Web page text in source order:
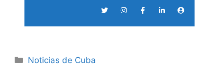
Categories
Noticias de Cuba